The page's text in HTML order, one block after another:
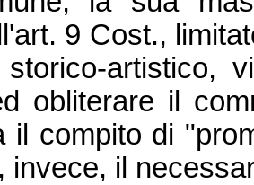
9 Cost.,
storico-artistico,
obliterare il
il compito di
invece, il